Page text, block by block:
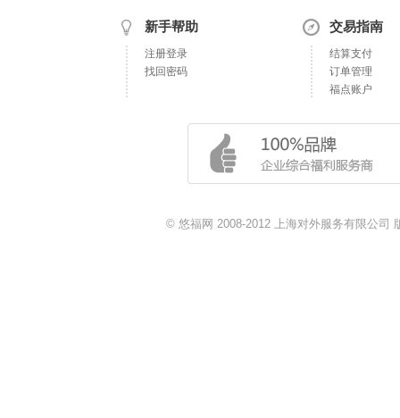
新手帮助
注册登录
找回密码
交易指南
结算支付
订单管理
福点账户
© 悠福网 2008-2012 上海对外服务有限公司